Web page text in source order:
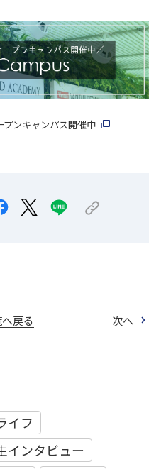
ンキャンパス開催中
戻る 次へ
イフ
インタビュー